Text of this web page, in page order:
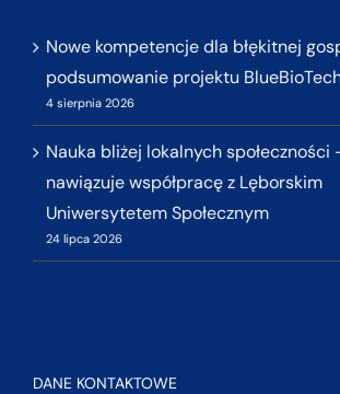
Nowe kompetencje dla błękitnej
podsumowanie projektu
4 sierpnia 2026
Nauka bliżej lokalnych społeczności
nawiązuje współpracę z Lęborskim
Uniwersytetem Społecznym
24 lipca 2026
DANE KONTAKTOWE